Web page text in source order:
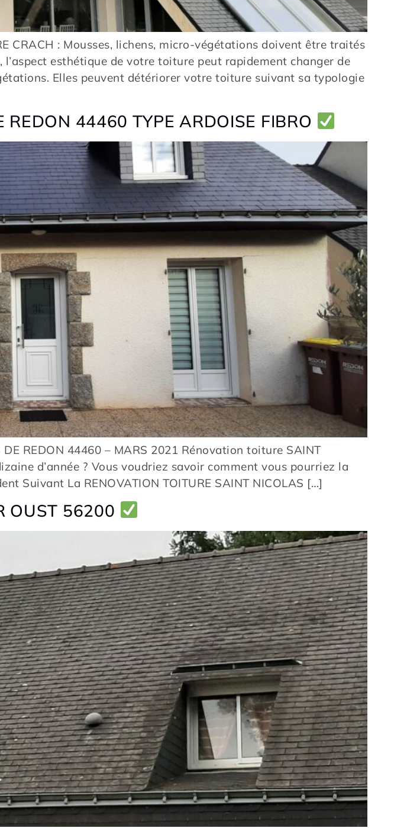
CRACH : Mousses, lichens, micro-végétations doivent être traités
l’aspect esthétique de votre toiture peut rapidement changer de
Elles peuvent détériorer votre toiture suivant sa typologie
44460 TYPE ARDOISE FIBRO
REDON 44460 – MARS 2021 Rénovation toiture SAINT
d’année ? Vous voudriez savoir comment vous pourriez la
Suivant La RENOVATION TOITURE SAINT NICOLAS […]
OUST 56200